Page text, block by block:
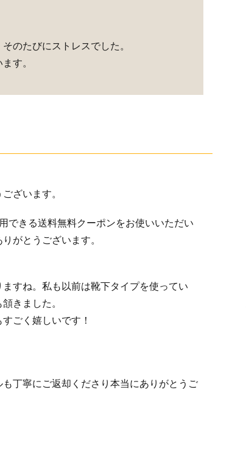
のたびにストレスでした。
す。
ざいます。
できる送料無料クーポンをお使いいただい
がとうございます。
すね。私も以前は靴下タイプを使ってい
きました。
ごく嬉しいです！
丁寧にご返却くださり本当にありがとうご